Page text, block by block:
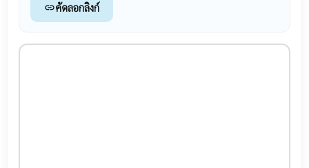
linkคัดลอกลิงก์